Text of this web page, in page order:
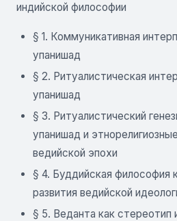
индийской философии
§ 1. Коммуникативная
упанишад
§ 2. Ритуалистическая
упанишад
§ 3. Ритуалистический
упанишад и
ведийской эпохи
§ 4. Буддийская философия
развития ведийской
§ 5. Веданта как стереотип